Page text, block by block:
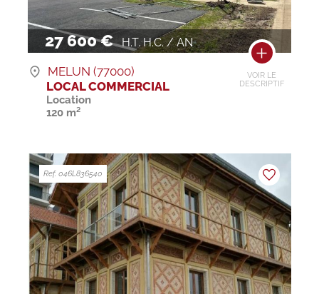
27 600 € H.T. H.C. / AN
VOIR LE
DESCRIPTIF
MELUN (77000)
LOCAL COMMERCIAL
Location
120 m²
Ref. 046L836540